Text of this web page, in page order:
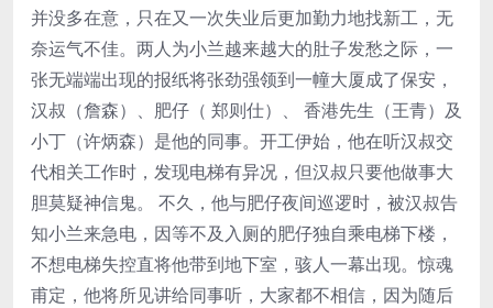
并没多在意，只在又一次失业后更加勤力地找新工，无
奈运气不佳。两人为小兰越来越大的肚子发愁之际，一
张无端端出现的报纸将张劲强领到一幢大厦成了保安，
汉叔（詹森）、肥仔（ 郑则仕）、 香港先生（王青）及
小丁（许炳森）是他的同事。开工伊始，他在听汉叔交
代相关工作时，发现电梯有异况，但汉叔只要他做事大
胆莫疑神信鬼。 不久，他与肥仔夜间巡逻时，被汉叔告
知小兰来急电，因等不及入厕的肥仔独自乘电梯下楼，
不想电梯失控直将他带到地下室，骇人一幕出现。惊魂
甫定，他将所见讲给同事听，大家都不相信，因为随后